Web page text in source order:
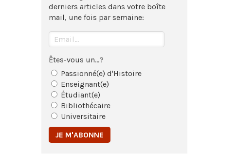
derniers articles dans votre boîte
mail, une fois par semaine:
Êtes-vous un...?
Passionné(e) d'Histoire
Enseignant(e)
Étudiant(e)
Bibliothécaire
Universitaire